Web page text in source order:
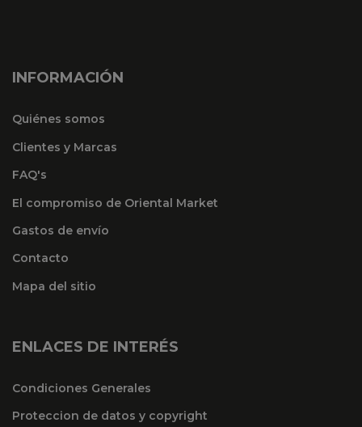
INFORMACIÓN
Quiénes somos
Clientes y Marcas
FAQ's
El compromiso de Oriental Market
Gastos de envío
Contacto
Mapa del sitio
ENLACES DE INTERÉS
Condiciones Generales
Proteccion de datos y copyright